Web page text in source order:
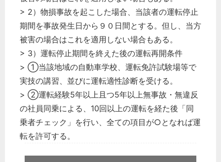
> 2）物損事故を起こした場合、当該者の運転停止
期間を事故発生日から９０日間とする。但し、当方
被害の場合はこれを適用しない場合もある。
> 3）運転停止期間を終えた後の運転再開条件
> ①当該地域の自動車学校、運転免許試験場等で
実技の講習、並びに運転適性診断を受ける。
> ②運転経験5年以上且つ5年以上無事故・無違反
の社員同乗による、10回以上の運転を経た後「同
乗者チェック」を行い、全ての項目が○となれば運
転を許可する。